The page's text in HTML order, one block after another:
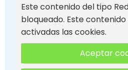
Este contenido del tipo
bloqueado. Este
activadas las cookies.
Aceptar